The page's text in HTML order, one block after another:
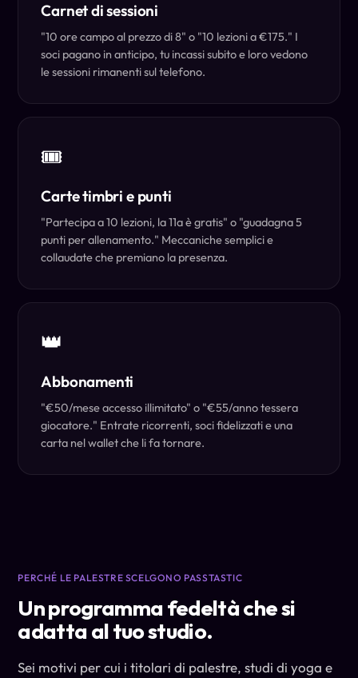
Carnet di sessioni
"10 ore campo al prezzo di 8" o "10 lezioni a €175." I
soci pagano in anticipo, tu incassi subito e loro vedono
le sessioni rimanenti sul telefono.
🎟️
Carte timbri e punti
"Partecipa a 10 lezioni, la 11a è gratis" o "guadagna 5
punti per allenamento." Meccaniche semplici e
collaudate che premiano la presenza.
👑
Abbonamenti
"€50/mese accesso illimitato" o "€55/anno tessera
giocatore." Entrate ricorrenti, soci fidelizzati e una
carta nel wallet che li fa tornare.
PERCHÉ LE PALESTRE SCELGONO PASSTASTIC
Un programma fedeltà che si
adatta al tuo studio.
Sei motivi per cui i titolari di palestre, studi di yoga e